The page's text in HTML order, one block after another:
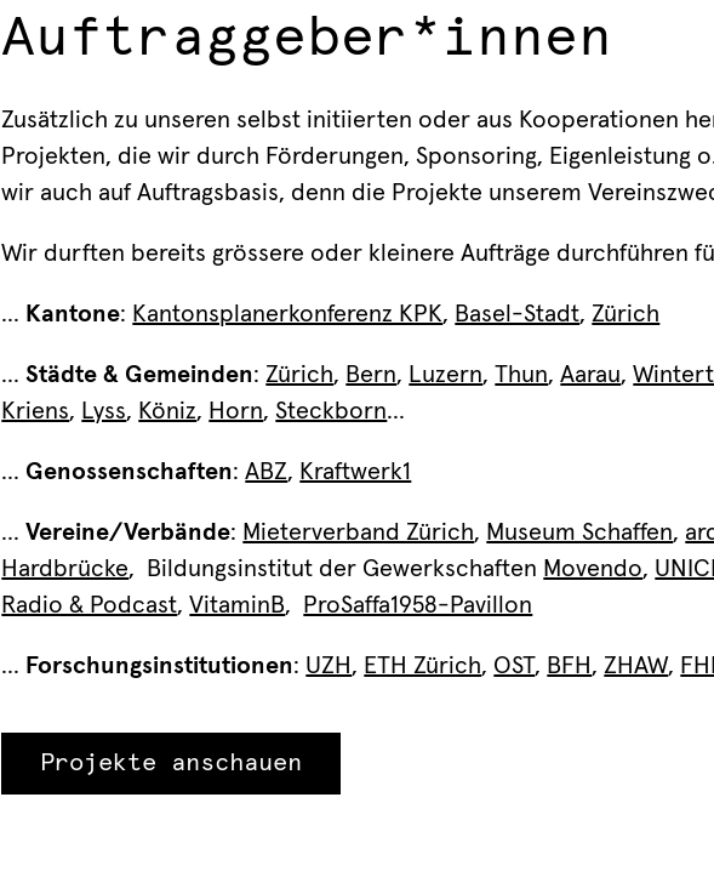
Auftraggeber*innen
Zusätzlich zu unseren selbst initiierten oder aus Kooperationen
Projekten, die wir durch Förderungen, Sponsoring, Eigenleistung
wir auch auf Auftragsbasis, denn die Projekte unserem
Wir durften bereits grössere oder kleinere Aufträge durchführen
... Kantone: Kantonsplanerkonferenz KPK, Basel-Stadt,Zürich
...Städte & Gemeinden:Zürich, Bern, Luzern,Thun,Aarau,
Kriens, Lyss, Köniz, Horn,Steckborn...
... Genossenschaften:ABZ, Kraftwerk1
...Vereine/Verbände: Mieterverband Zürich, Museum Schaffen,
Hardbrücke, Bildungsinstitut der Gewerkschaften Movendo,
Radio & Podcast,VitaminB, ProSaffa1958-Pavillon
... Forschungsinstitutionen: UZH , ETH Zürich, OST, BFH ,ZHAW,
Projekte anschauen